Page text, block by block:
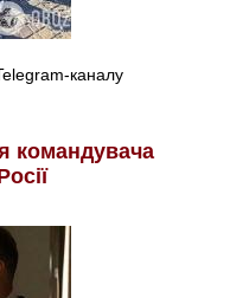
каналу
командувача